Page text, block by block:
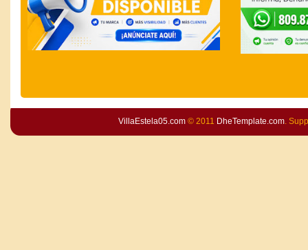
VillaEstela05.com© 2011 DheTemplate.com.